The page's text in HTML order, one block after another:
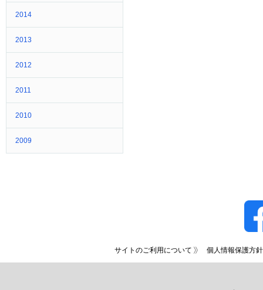
2014
2013
2012
2011
2010
2009
サイトのご利用について 個人情報保護方針